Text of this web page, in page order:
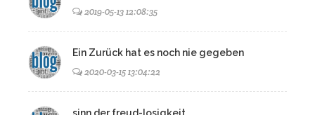
2019-05-13 12:08:35
Ein Zurück hat es noch nie gegeben
2020-03-15 13:04:22
sinn der freud-losigkeit